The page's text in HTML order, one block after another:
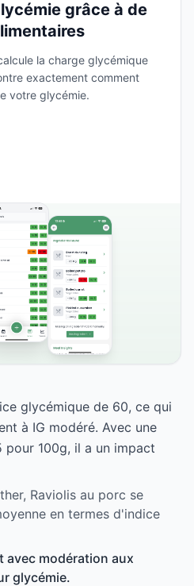
grâce à de
la charge glycémique
exactement comment
votre glycémie.
glycémique de 60, ce qui
à IG modéré. Avec une
pour 100g, il a un impact
Raviolis au porc se
en termes d'indice
avec modération aux
glycémie.